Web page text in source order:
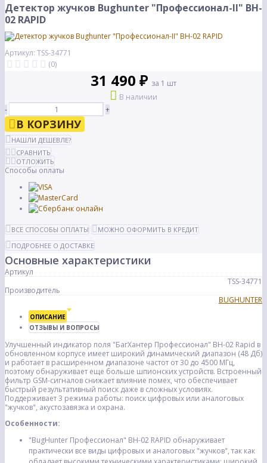
Детектор жучков Bughunter "Профессионал-II" BH-
02 RAPID
Артикул: TSS-34771
(0)
31 490 ₽ за 1 шт
В наличии
-
+
В КОРЗИНУ
НАШЛИ ДЕШЕВЛЕ?
СРАВНИТЬ
ОТЛОЖИТЬ
Способы оплаты
ВСЕ СПОСОБЫ ОПЛАТЫ
МОЖНО ОФОРМИТЬ В КРЕДИТ
ПОДРОБНЕЕ О ДОСТАВКЕ
Основные характеристики
Артикул
TSS-34771
Производитель
BUGHUNTER
ОПИСАНИЕ
ОТЗЫВЫ И ВОПРОСЫ
Улучшенный индикатор поля "БагХантер Профессионал" BH-02 Rapid в
обновленном корпусе имеет широкий динамический диапазон (48 Дб)
и работает в расширенном диапазоне частот от 30 до 4500 МГц,
поэтому обнаруживает еще больше шпионских устройств. Встроенный
фильтр GSM-сигналов снижает влияние помех, что обеспечивает
быстрый результативный поиск даже в сложных условиях.
Поддерживает 3 режима работы: поиск цифровых или аналоговых
"жучков", акустозавязка и охрана.
Особенности:
"BugHunter Профессионал" BH-02 RAPID обнаруживает
практически все виды цифровых и аналоговых "жучков", так как